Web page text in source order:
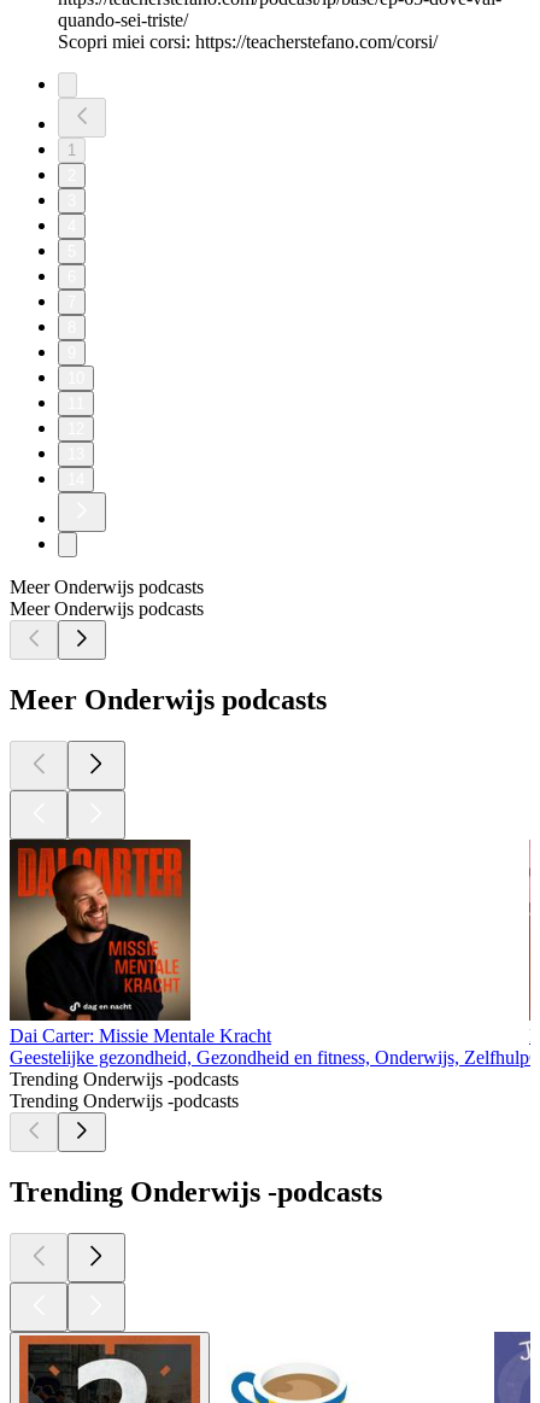
quando-sei-triste/
Scopri miei corsi: https://teacherstefano.com/corsi/
1
Meer Onderwijs podcasts
Meer Onderwijs podcasts
Meer Onderwijs podcasts
Dai Carter: Missie Mentale Kracht
Geestelijke gezondheid, Gezondheid en fitness, Onderwijs, Zelfhulp
Trending Onderwijs -podcasts
Trending Onderwijs -podcasts
Trending Onderwijs -podcasts